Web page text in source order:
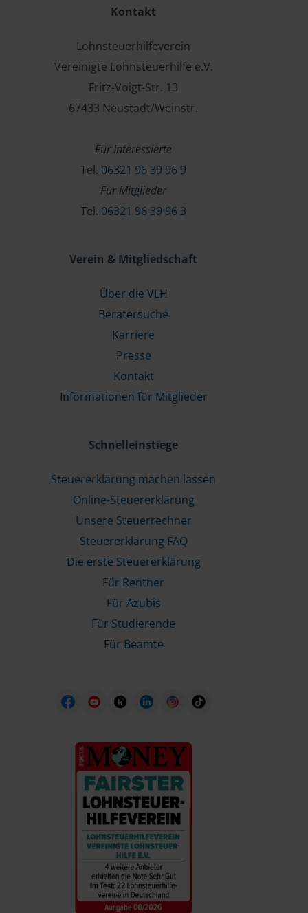
Kontakt
Lohnsteuerhilfeverein
Vereinigte Lohnsteuerhilfe e.V.
Fritz-Voigt-Str. 13
67433 Neustadt/Weinstr.
Für Interessierte
Tel. 06321 96 39 96 9
Für Mitglieder
Tel. 06321 96 39 96 3
Verein & Mitgliedschaft
Über die VLH
Beratersuche
Karriere
Presse
Kontakt
Informationen für Mitglieder
Schnelleinstiege
Steuererklärung machen lassen
Online-Steuererklärung
Unsere Steuerrechner
Steuererklärung FAQ
Die erste Steuererklärung
Für Rentner
Für Azubis
Für Studierende
Für Beamte